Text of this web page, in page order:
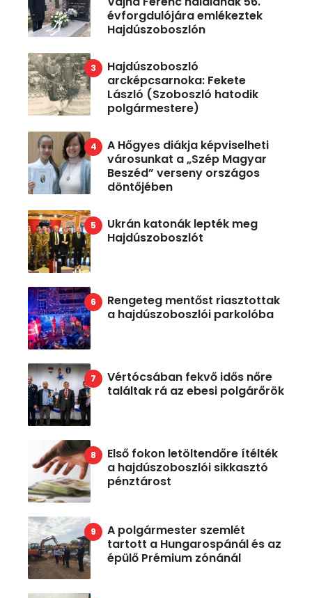
évforgdulójára emlékeztek
Hajdúszoboszlón
Hajdúszoboszló
arcképcsarnoka: Fekete
László (Szoboszló hatodik
polgármestere)
A Hőgyes diákja képviselheti
városunkat a „Szép Magyar
Beszéd” verseny országos
döntőjében
Ukrán katonák lepték meg
Hajdúszoboszlót
Rengeteg mentőst riasztottak
a hajdúszoboszlói parkolóba
Vértócsában fekvő idős nőre
találtak rá az ebesi polgárőrök
Első fokon letöltendőre ítélték
a hajdúszoboszlói sikkasztó
pénztárost
A polgármester szemlét
tartott a Hungarospánál és az
épülő Prémium zónánál